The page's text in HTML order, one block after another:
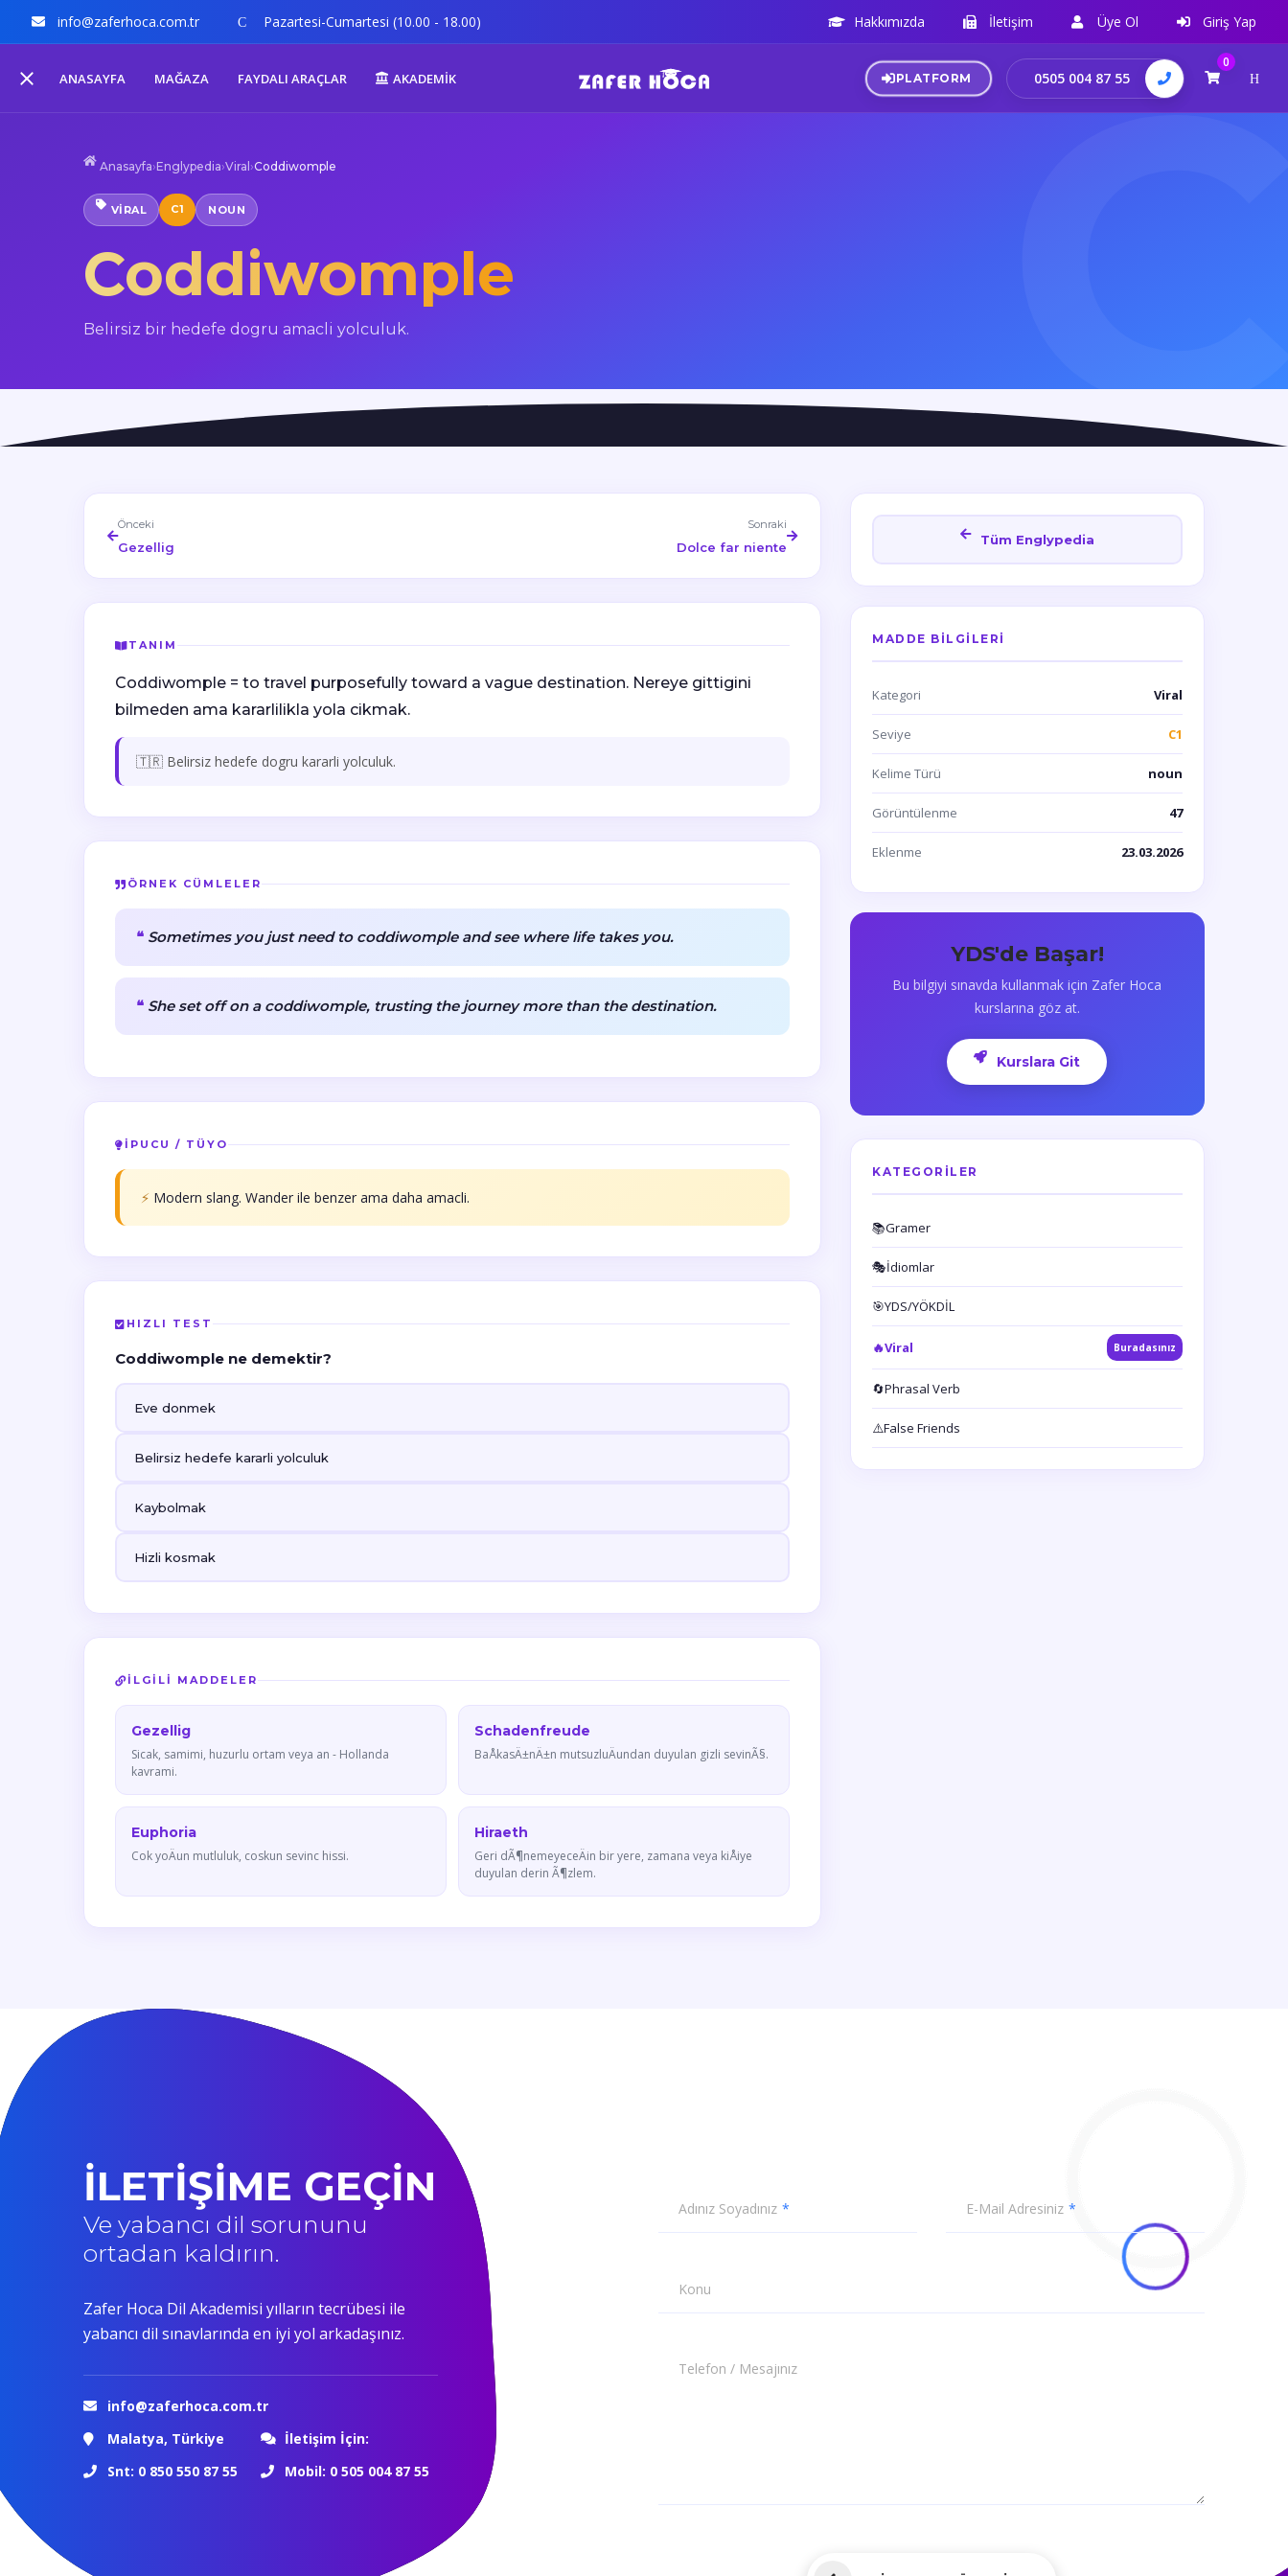
info@zaferhoca.com.tr Pazartesi-Cumartesi (10.00 - 18.00) Hakkımızda İletişim Üye Ol Giriş Yap
ANASAYFA MAĞAZA FAYDALI ARAÇLAR AKADEMİK PLATFORM 0505 004 87 55
0
Anasayfa›Englypedia›Viral ›Coddiwomple
VIRAL C1 NOUN
Coddiwomple
Belirsiz bir hedefe dogru amacli yolculuk.
Önceki
Gezellig
Sonraki
Dolce far niente
TANIM
Coddiwomple = to travel purposefully toward a vague destination. Nereye gittigini
bilmeden ama kararlilikla yola cikmak.
🇹🇷 Belirsiz hedefe dogru kararli yolculuk.
ÖRNEK CÜMLELER
Sometimes you just need to coddiwomple and see where life takes you.
She set off on a coddiwomple, trusting the journey more than the destination.
İPUCU / TÜYO
⚡ Modern slang. Wander ile benzer ama daha amacli.
HIZLI TEST
Coddiwomple ne demektir?
Eve donmek
Belirsiz hedefe kararli yolculuk
Kaybolmak
Hizli kosmak
İLGILI MADDELER
Gezellig
Sicak, samimi, huzurlu ortam veya an - Hollanda
kavrami.
Schadenfreude
BaÅkasÄ±nÄ±n mutsuzluÄundan duyulan gizli sevinÃ§.
Euphoria
Cok yoÄun mutluluk, coskun sevinc hissi.
Hiraeth
Geri dÃ¶nemeyeceÄin bir yere, zamana veya kiÅiye
duyulan derin Ã¶zlem.
Tüm Englypedia
MADDE BILGILERI
Kategori Viral
Seviye C1
Kelime Türü noun
Görüntülenme 47
Eklenme 23.03.2026
YDS'de Başar!
Bu bilgiyi sınavda kullanmak için Zafer Hoca
kurslarına göz at.
Kurslara Git
KATEGORILER
📚Gramer
🎭İdiomlar
🎯YDS/YÖKDİL
🔥Viral Buradasınız
🔄Phrasal Verb
⚠️False Friends
İLETİŞİME GEÇİN
Ve yabancı dil sorununu
ortadan kaldırın.
Zafer Hoca Dil Akademisi yılların tecrübesi ile
yabancı dil sınavlarında en iyi yol arkadaşınız.
info@zaferhoca.com.tr
Malatya, Türkiye
İletişim İçin:
Snt: 0 850 550 87 55
Mobil: 0 505 004 87 55
Adınız Soyadınız E-Mail Adresiniz
Konu
Telefon / Mesajınız